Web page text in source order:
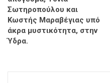
Σωτηροπούλου και
Κωστής Μαραβέγιας υπό
άκρα μυστικότητα, στην
Ύδρα.